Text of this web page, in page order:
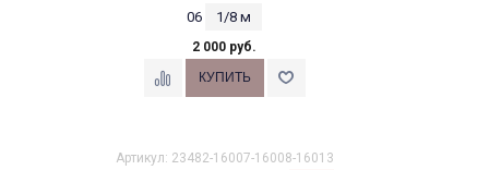
06
1/8 м
2 000 руб.
Артикул: 23482-16007-16008-16013